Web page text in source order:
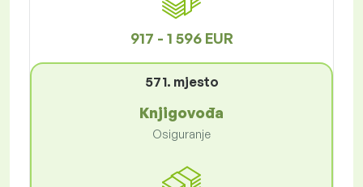
917 - 1 596 EUR
571. mjesto
Knjigovođa
Osiguranje